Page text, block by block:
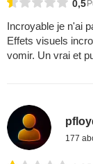
0,5
Incroyable je n'ai
Effets visuels
vomir. Un vrai et
177